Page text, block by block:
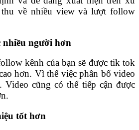
về nhiều view và lượt follow
nhiều người hơn
kênh của bạn sẽ được tik tok
hơn. Vì thế việc phân bổ video
Video cũng có thể tiếp cận được
tốt hơn